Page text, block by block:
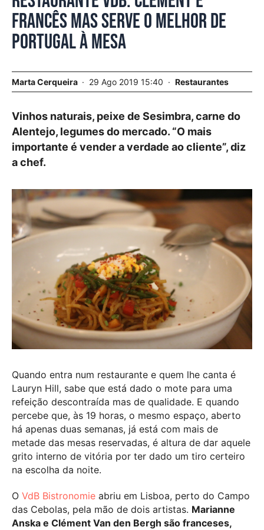
francês mas serve o melhor de
Portugal à mesa
Marta Cerqueira 29 Ago 2019 15:40 Restaurantes
Vinhos naturais, peixe de Sesimbra, carne do
Alentejo, legumes do mercado. “O mais
importante é vender a verdade ao cliente”, diz
a chef.
Quando entra num restaurante e quem lhe canta é
Lauryn Hill, sabe que está dado o mote para uma
refeição descontraída mas de qualidade. E quando
percebe que, às 19 horas, o mesmo espaço, aberto
há apenas duas semanas, já está com mais de
metade das mesas reservadas, é altura de dar aquele
grito interno de vitória por ter dado um tiro certeiro
na escolha da noite.
O VdB Bistronomie abriu em Lisboa, perto do Campo
das Cebolas, pela mão de dois artistas. Marianne
Anska e Clément Van den Bergh são franceses,